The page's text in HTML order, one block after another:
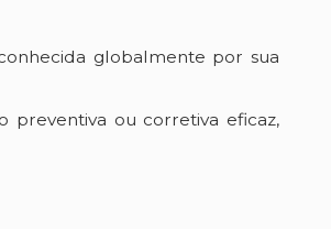
globalmente por sua
preventiva ou corretiva eficaz,